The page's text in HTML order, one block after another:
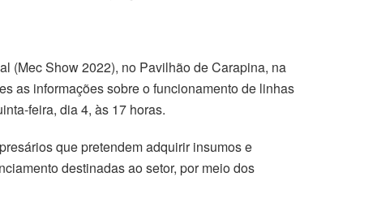
(Mec Show 2022), no Pavilhão de Carapina, na
as informações sobre o funcionamento de linhas
feira, dia 4, às 17 horas.
que pretendem adquirir insumos e
destinadas ao setor, por meio dos